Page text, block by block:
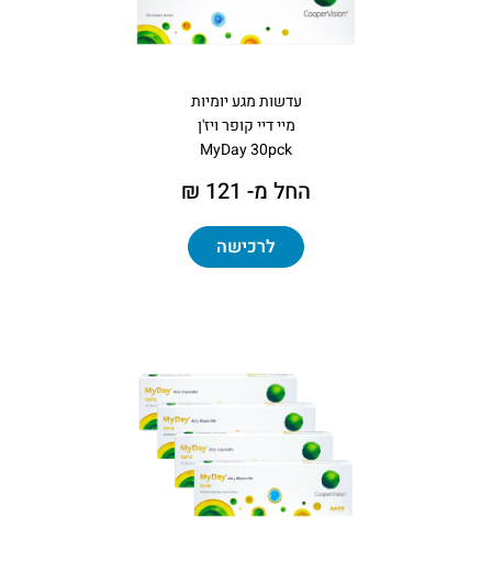
עדשות מגע יומיות
מיי דיי קופר ויז'ן
MyDay 30pck
החל מ- 121 ₪
לרכישה